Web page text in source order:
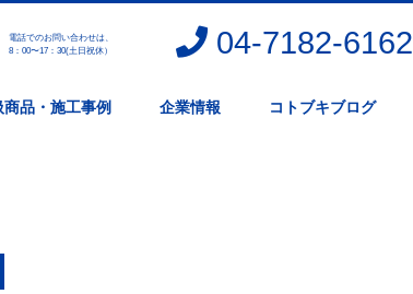
電話でのお問い合わせは、
8：00〜17：30(土日祝休）
04-7182-6162
商品・施工事例 企業情報 コトブキブログ